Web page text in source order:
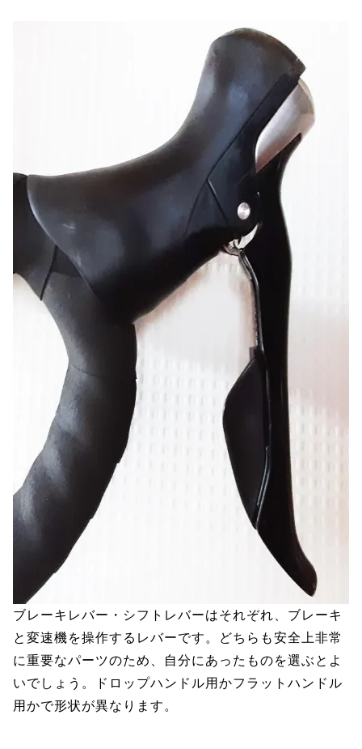
ブレーキレバー・シフトレバーはそれぞれ、ブレーキ
と変速機を操作するレバーです。どちらも安全上非常
に重要なパーツのため、自分にあったものを選ぶとよ
いでしょう。ドロップハンドル用かフラットハンドル
用かで形状が異なります。